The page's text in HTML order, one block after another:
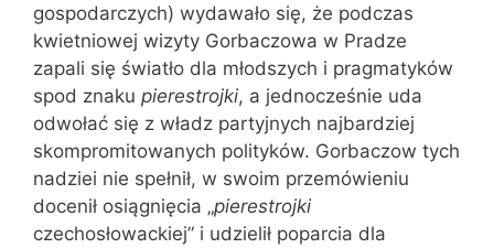
gospodarczych) wydawało się, że podczas
kwietniowej wizyty Gorbaczowa w Pradze
zapali się światło dla młodszych i pragmatyków
spod znaku pierestrojki, a jednocześnie uda
odwołać się z władz partyjnych najbardziej
skompromitowanych polityków. Gorbaczow tych
nadziei nie spełnił, w swoim przemówieniu
docenił osiągnięcia „pierestrojki
czechosłowackiej” i udzielił poparcia dla